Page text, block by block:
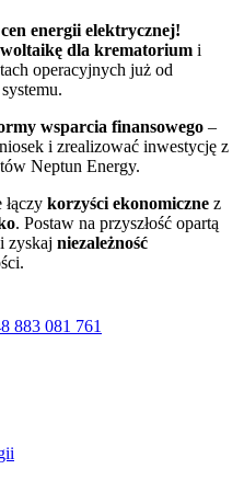
energii elektrycznej!
dla krematorium i
operacyjnych już od
wsparcia finansowego –
i zrealizować inwestycję z
Neptun Energy.
korzyści ekonomiczne z
. Postaw na przyszłość opartą
zyskaj niezależność
883 081 761